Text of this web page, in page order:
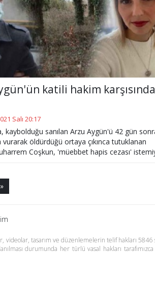
katili hakim karşısında
Salı 20:17
kaybolduğu sanılan Arzu Aygün'ü 42 gün
öldürdüğü ortaya çıkınca tutuklanan
Coşkun, 'müebbet hapis cezası'
»
tasarım ve düzenlemelerin telif hakları
durumunda her türlü yasal hakları